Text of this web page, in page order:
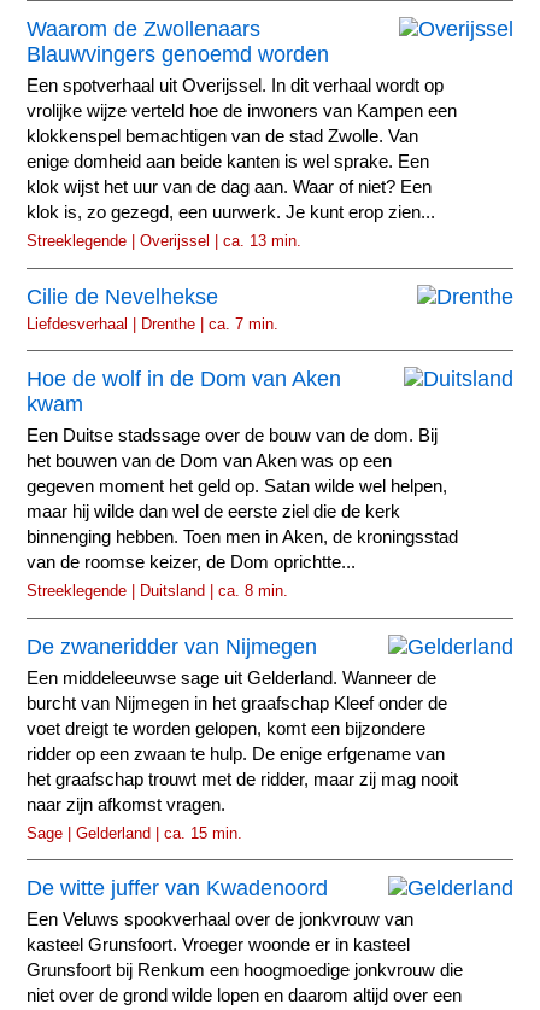
Waarom de Zwollenaars
Blauwvingers genoemd worden
Een spotverhaal uit Overijssel. In dit verhaal wordt op
vrolijke wijze verteld hoe de inwoners van Kampen een
klokkenspel bemachtigen van de stad Zwolle. Van
enige domheid aan beide kanten is wel sprake. Een
klok wijst het uur van de dag aan. Waar of niet? Een
klok is, zo gezegd, een uurwerk. Je kunt erop zien...
Streeklegende | Overijssel | ca. 13 min.
Cilie de Nevelhekse
Liefdesverhaal | Drenthe | ca. 7 min.
Hoe de wolf in de Dom van Aken
kwam
Een Duitse stadssage over de bouw van de dom. Bij
het bouwen van de Dom van Aken was op een
gegeven moment het geld op. Satan wilde wel helpen,
maar hij wilde dan wel de eerste ziel die de kerk
binnenging hebben. Toen men in Aken, de kroningsstad
van de roomse keizer, de Dom oprichtte...
Streeklegende | Duitsland | ca. 8 min.
De zwaneridder van Nijmegen
Een middeleeuwse sage uit Gelderland. Wanneer de
burcht van Nijmegen in het graafschap Kleef onder de
voet dreigt te worden gelopen, komt een bijzondere
ridder op een zwaan te hulp. De enige erfgename van
het graafschap trouwt met de ridder, maar zij mag nooit
naar zijn afkomst vragen.
Sage | Gelderland | ca. 15 min.
De witte juffer van Kwadenoord
Een Veluws spookverhaal over de jonkvrouw van
kasteel Grunsfoort. Vroeger woonde er in kasteel
Grunsfoort bij Renkum een hoogmoedige jonkvrouw die
niet over de grond wilde lopen en daarom altijd over een